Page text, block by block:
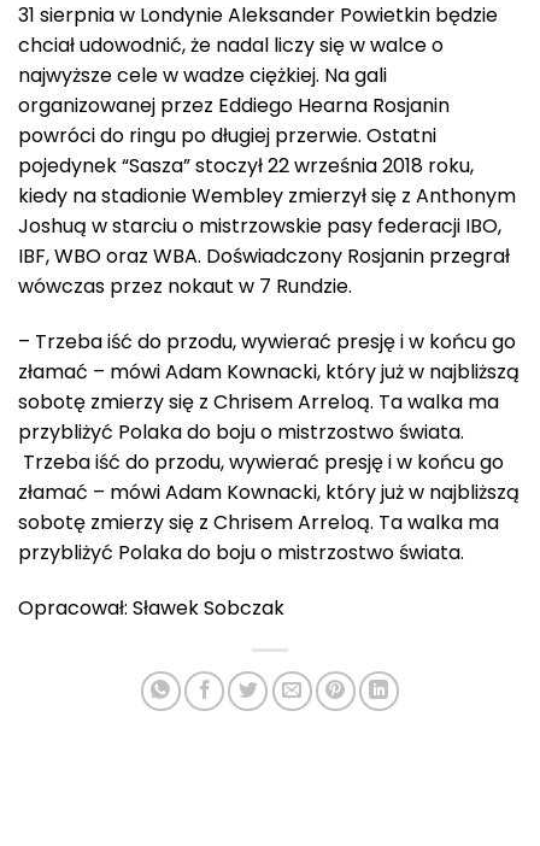
31 sierpnia w Londynie Aleksander Powietkin będzie
chciał udowodnić, że nadal liczy się w walce o
najwyższe cele w wadze ciężkiej. Na gali
organizowanej przez Eddiego Hearna Rosjanin
powróci do ringu po długiej przerwie. Ostatni
pojedynek “Sasza” stoczył 22 września 2018 roku,
kiedy na stadionie Wembley zmierzył się z Anthonym
Joshuą w starciu o mistrzowskie pasy federacji IBO,
IBF, WBO oraz WBA. Doświadczony Rosjanin przegrał
wówczas przez nokaut w 7 Rundzie.
– Trzeba iść do przodu, wywierać presję i w końcu go
złamać – mówi Adam Kownacki, który już w najbliższą
sobotę zmierzy się z Chrisem Arreloą. Ta walka ma
przybliżyć Polaka do boju o mistrzostwo świata.
Trzeba iść do przodu, wywierać presję i w końcu go
złamać – mówi Adam Kownacki, który już w najbliższą
sobotę zmierzy się z Chrisem Arreloą. Ta walka ma
przybliżyć Polaka do boju o mistrzostwo świata.
Opracował: Sławek Sobczak